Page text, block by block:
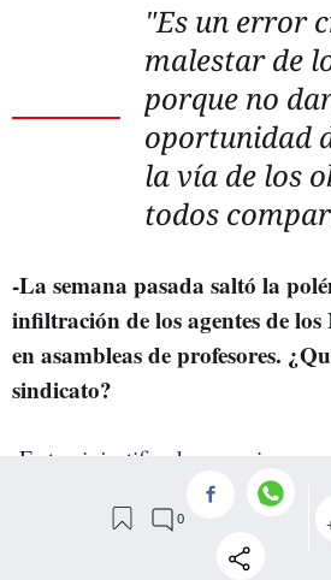
"Es un error
malestar de
porque no
oportunidad
la vía de los
todos
-La semana pasada saltó la
infiltración de los agentes de
en asambleas de profesores.
sindicato?
-Es tan injustificada como
orden no tienen que estar para
ningún tipo, y menos en mitad
Pero también consideramos que